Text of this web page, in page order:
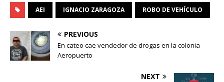
AEI IGNACIO ZARAGOZA ROBO DE VEHÍCULO
PREVIOUS
En cateo cae vendedor de drogas en la colonia
Aeropuerto
NEXT